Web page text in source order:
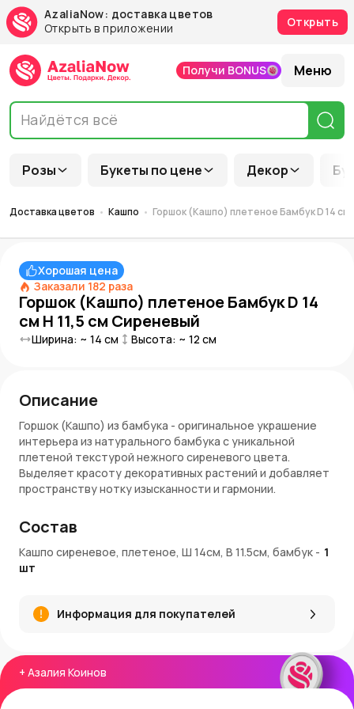
AzaliaNow: доставка цветов
Открыть в приложении
Открыть
Розы Букеты по цене Декор
Получи BONUS Меню
Доставка цветов Кашпо Горшок (Кашпо) плетеное Бамбук D 14 см
Хорошая цена
Заказали 182 раза
Горшок (Кашпо) плетеное Бамбук D 14
см H 11,5 см Сиреневый
Ширина: ~ 14 см Высота: ~ 12 см
+ Азалия Коинов
Описание
Горшок (Кашпо) из бамбука - оригинальное украшение
интерьера из натурального бамбука с уникальной
плетеной текстурой нежного сиреневого цвета.
Выделяет красоту декоративных растений и добавляет
пространству нотку изысканности и гармонии.
Высота: 11,5 см
Цвет: сиреневый
Применение: кашпо для растений, декор интерьера,
Заказ и доставка:
Купить плетеное кашпо можно в AzaliaNow с доставкой
Состав
Кашпо сиреневое, плетеное, Ш 14см, В 11.5см, бамбук - 1
шт
Информация для покупателей